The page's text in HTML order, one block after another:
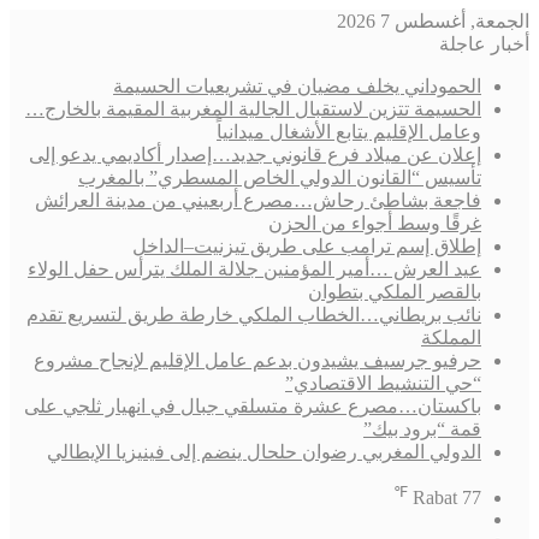
الجمعة, أغسطس 7 2026
أخبار عاجلة
الحموداني يخلف مضيان في تشريعيات الحسيمة
الحسيمة تتزين لاستقبال الجالية المغربية المقيمة بالخارج…
وعامل الإقليم يتابع الأشغال ميدانياً
إعلان عن ميلاد فرع قانوني جديد…إصدار أكاديمي يدعو إلى
تأسيس “القانون الدولي الخاص المسطري” بالمغرب
فاجعة بشاطئ رحاش…مصرع أربعيني من مدينة العرائش
غرقًا وسط أجواء من الحزن
إطلاق إسم ترامب على طريق تيزنيت–الداخل
عيد العرش …أمير المؤمنين جلالة الملك يترأس حفل الولاء
بالقصر الملكي بتطوان
نائب بريطاني…الخطاب الملكي خارطة طريق لتسريع تقدم
المملكة
حرفيو جرسيف يشيدون بدعم عامل الإقليم لإنجاح مشروع
“حي التنشيط الاقتصادي”
باكستان…مصرع عشرة متسلقي جبال في انهيار ثلجي على
قمة “برود بيك”
الدولي المغربي رضوان حلحال ينضم إلى فينيزيا الإيطالي
Rabat 77
℉